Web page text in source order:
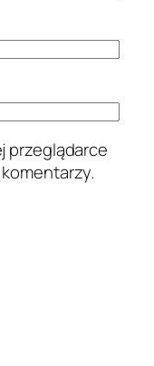
przeglądarce